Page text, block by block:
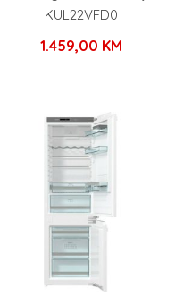
KUL22VFD0
1.459,00 KM